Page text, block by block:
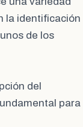
la identificación
de los
del
para